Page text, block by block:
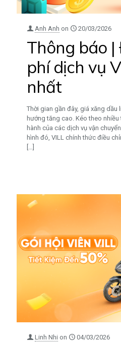
Anh Anh on 20/03/2026
Thông báo
phí dịch vụ
nhất
Thời gian gần đây, giá xăng dầu
hướng tăng cao. Kéo theo
hành của các dịch vụ vận
hình đó, VILL chính thức điều
[…]
Linh Nhi on 04/03/2026